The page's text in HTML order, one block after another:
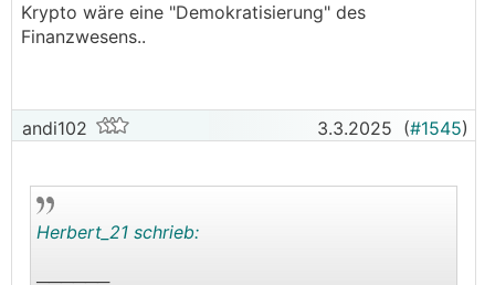
Krypto wäre eine "Demokratisierung" des
Finanzwesens..
andi102 3.3.2025 (#1545)
Herbert_21 schrieb:
──────..